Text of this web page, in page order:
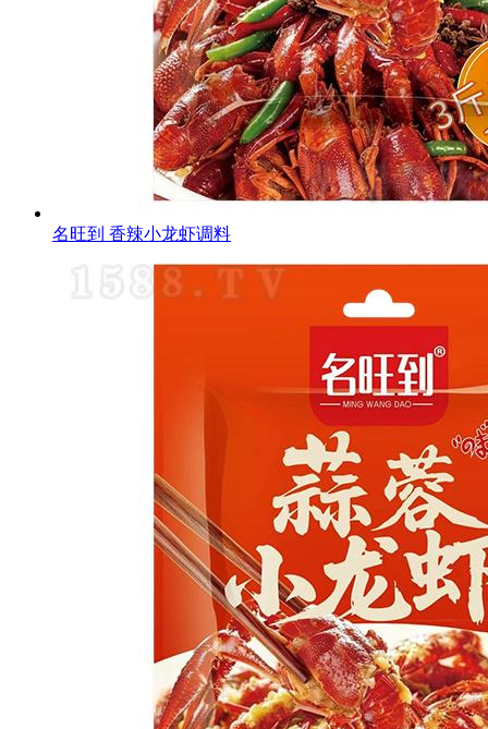
名旺到 香辣小龙虾调料